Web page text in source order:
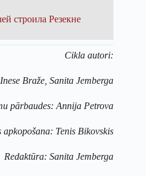
строила Резекне
Cikla autori:
Braže, Sanita Jemberga
pārbaudes: Annija Petrova
Tenis Bikovskis
Redaktūra: Sanita Jemberga